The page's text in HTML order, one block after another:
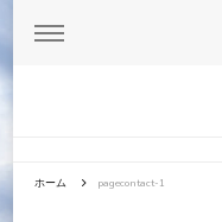
柏市で
アル
ホーム pagecontact-1